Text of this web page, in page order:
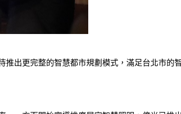
出更完整的智慧都市規劃模式，滿足台北市的